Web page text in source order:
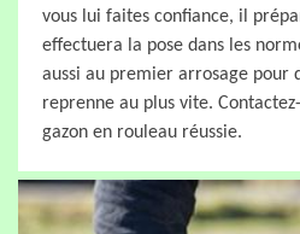
vous lui faites confiance, il
effectuera la pose dans les
aussi au premier arrosage pour
reprenne au plus vite.
gazon en rouleau réussie.